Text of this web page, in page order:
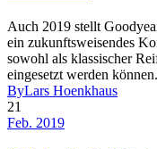
Auch 2019 stellt
ein zukunftsweisendes
sowohl als klassischer
eingesetzt werden
ByLars Hoenkhaus
21
Feb. 2019